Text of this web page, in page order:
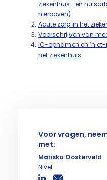
ziekenhuis- en
hierboven)
Acute zorg in het
Voorschrijven van
IC-opnamen en
het ziekenhuis
Voor vragen,
met:
Mariska Oosterveld
Nivel